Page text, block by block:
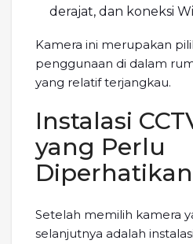
derajat, dan koneksi
Kamera ini merupakan
penggunaan di dalam
yang relatif terjangkau.
Instalasi
yang Perlu
Diperhatikan
Setelah memilih kamera
selanjutnya adalah